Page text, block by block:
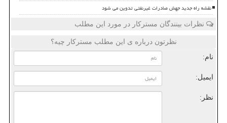
نقشه راه جدید جهش صادرات غیرنفتی تدوین می شود
نظرات بینندگان مسترکار در مورد این مطلب
نظرتون درباره ی این مطلب مسترکار چیه؟
نام:
ایمیل:
نظر: